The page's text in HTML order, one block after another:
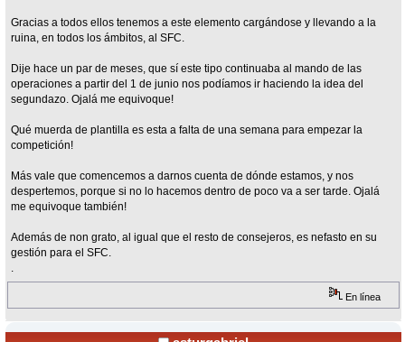
Gracias a todos ellos tenemos a este elemento cargándose y llevando a la
ruina, en todos los ámbitos, al SFC.
Dije hace un par de meses, que sí este tipo continuaba al mando de las
operaciones a partir del 1 de junio nos podíamos ir haciendo la idea del
segundazo. Ojalá me equivoque!
Qué muerda de plantilla es esta a falta de una semana para empezar la
competición!
Más vale que comencemos a darnos cuenta de dónde estamos, y nos
despertemos, porque si no lo hacemos dentro de poco va a ser tarde. Ojalá
me equivoque también!
Además de non grato, al igual que el resto de consejeros, es nefasto en su
gestión para el SFC.
.
En línea